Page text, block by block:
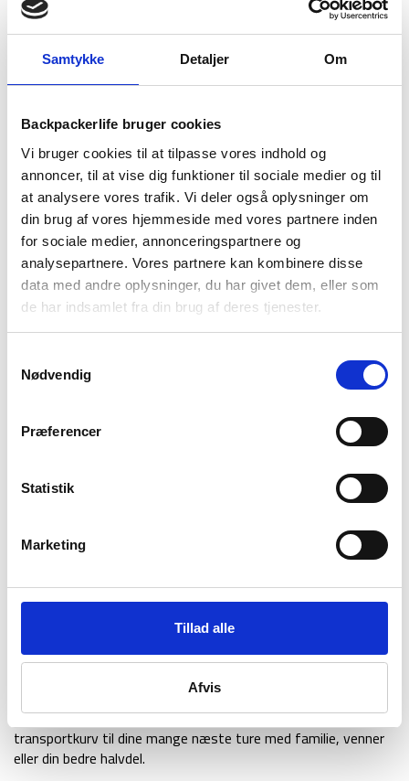
Samtykke Detaljer Om
Backpackerlife bruger cookies
Vi bruger cookies til at tilpasse vores indhold og
annoncer, til at vise dig funktioner til sociale medier og til
at analysere vores trafik. Vi deler også oplysninger om
din brug af vores hjemmeside med vores partnere inden
for sociale medier, annonceringspartnere og
analysepartnere. Vores partnere kan kombinere disse
data med andre oplysninger, du har givet dem, eller som
de har indsamlet fra din brug af deres tjenester.
Nødvendig
Præferencer
Statistik
Marketing
Tillad alle
Afvis
BRAND
FAQ
funktioner du skal bruge til din tur. Om du skal på camping,
vandretur eller blot spise frokost ved havet, så har denne
passer bag bagsædet i bilen og kommer med fast ramme i
anodiseret aluminium, som giver let adgang til dit udstyr.
gør det let at slå den sammen, når den ikke er i brug. Her
Transportkurven er designet med dobbeltvægs konstruktion,
som giver en bedre holdbarhed og sikre at den ikke falder
sammen. Derudover kommer den med fede funktioner som
reflekterende løkker på alle sider, stor indvendig lomme med
lynlås til dine ejendele og hjørneglasfiberstøtte som er
konstrueret til at passe med aluminiumsrammen med velcro.
På denne måde får du en stabil, sikker og perfekt
transportkurv til dine mange næste ture med familie, venner
eller din bedre halvdel.